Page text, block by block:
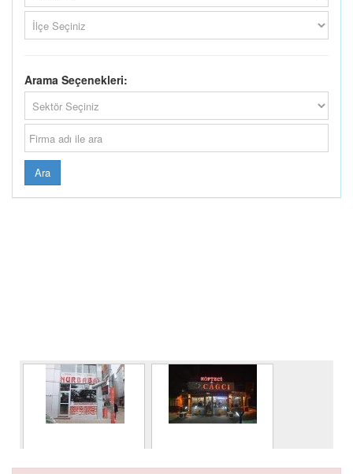
Arama Seçenekleri:
Ara
NUR BABA
HACIBEY CAĞ